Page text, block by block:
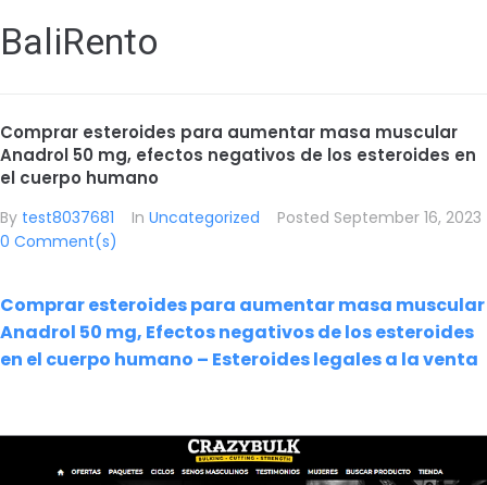
BaliRento
Comprar esteroides para aumentar masa muscular
Anadrol 50 mg, efectos negativos de los esteroides en
el cuerpo humano
By test8037681 In Uncategorized Posted September 16, 2023
0 Comment(s)
Comprar esteroides para aumentar masa muscular
Anadrol 50 mg, Efectos negativos de los esteroides
en el cuerpo humano – Esteroides legales a la venta